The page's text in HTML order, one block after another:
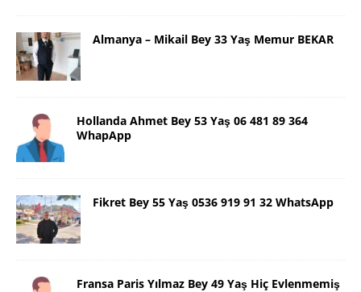
Almanya – Mikail Bey 33 Yaş Memur BEKAR
Hollanda Ahmet Bey 53 Yaş 06 481 89 364
WhapApp
Fikret Bey 55 Yaş 0536 919 91 32 WhatsApp
Fransa Paris Yılmaz Bey 49 Yaş Hiç Evlenmemiş